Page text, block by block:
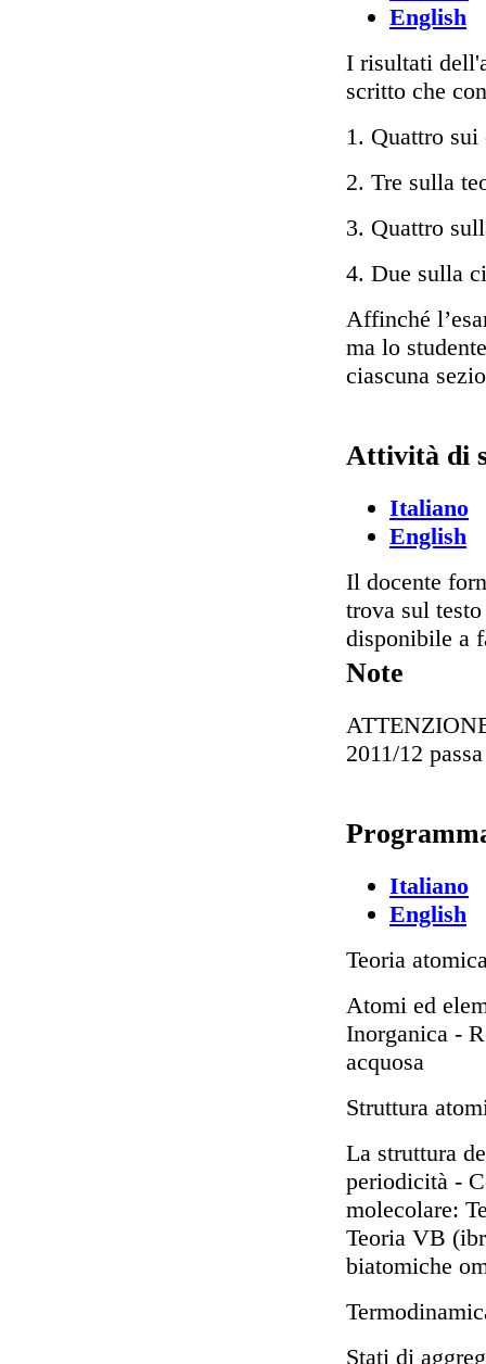
English
I risultati
scritto che
1. Quattro
2. Tre sulla
3. Quattro
4. Due sulla
Affinché
ma lo
ciascuna
Attività di
Italiano
English
Il docente
trova sul
disponibile a
Note
2011/12
Italiano
English
Teoria
Atomi ed
Inorganica -
acquosa
Struttura
La struttura
periodicità -
molecolare:
Teoria VB
biatomiche
Stati di